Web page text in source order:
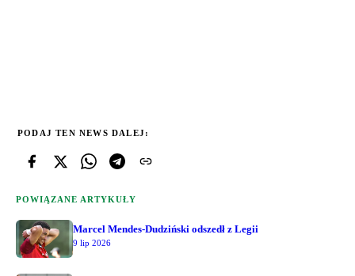
PODAJ TEN NEWS DALEJ:
POWIĄZANE ARTYKUŁY
Marcel Mendes-Dudziński odszedł z Legii
9 lip 2026